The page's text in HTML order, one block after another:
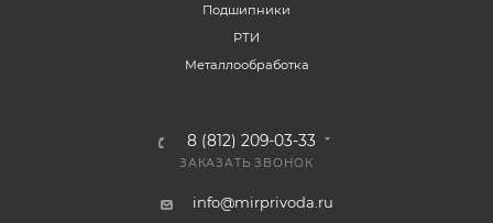
Подшипники
РТИ
Металлообработка
8 (812) 209-03-33
ЗАКАЗАТЬ ЗВОНОК
info@mirprivoda.ru